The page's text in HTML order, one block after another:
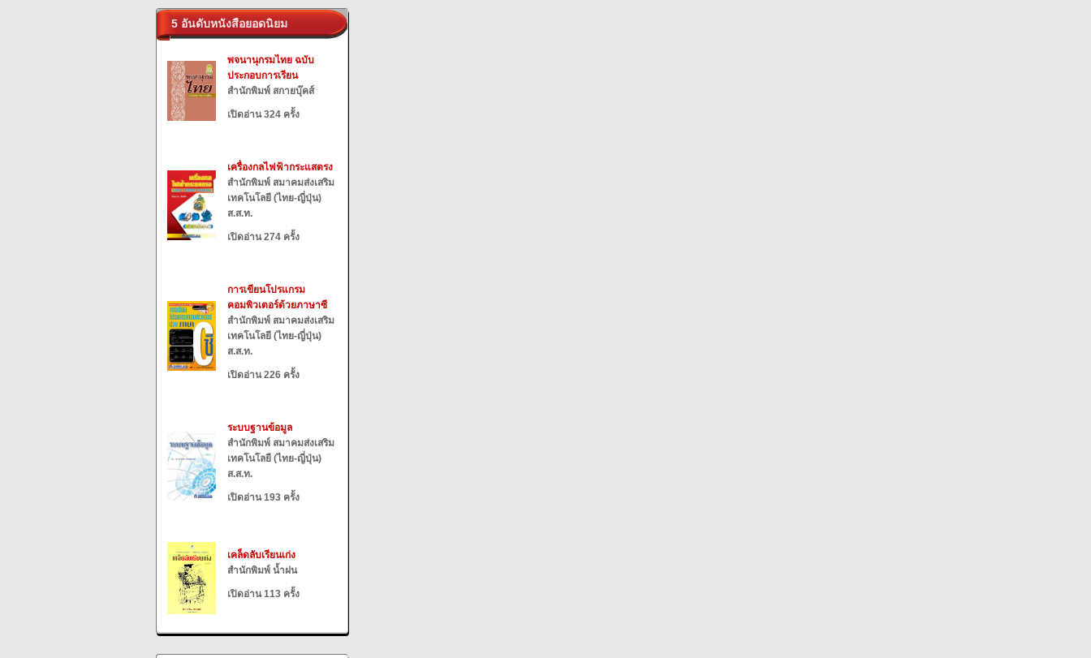
5 อันดับหนังสือยอดนิยม
พจนานุกรมไทย ฉบับ
ประกอบการเรียน
สำนักพิมพ์ สกายบุ๊คส์
เปิดอ่าน 324 ครั้ง
เครื่องกลไฟฟ้ากระแสตรง
สำนักพิมพ์ สมาคมส่งเสริม
เทคโนโลยี (ไทย-ญี่ปุ่น)
ส.ส.ท.
เปิดอ่าน 274 ครั้ง
การเขียนโปรแกรม
คอมพิวเตอร์ด้วยภาษาซี
สำนักพิมพ์ สมาคมส่งเสริม
เทคโนโลยี (ไทย-ญี่ปุ่น)
ส.ส.ท.
เปิดอ่าน 226 ครั้ง
ระบบฐานข้อมูล
สำนักพิมพ์ สมาคมส่งเสริม
เทคโนโลยี (ไทย-ญี่ปุ่น)
ส.ส.ท.
เปิดอ่าน 193 ครั้ง
เคล็ดลับเรียนเก่ง
สำนักพิมพ์ น้ำฝน
เปิดอ่าน 113 ครั้ง